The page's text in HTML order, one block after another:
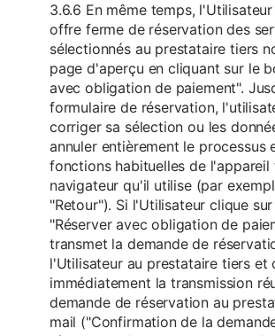
3.6.6 En même temps,
offre ferme de réservation des
sélectionnés au prestataire tiers
page d'aperçu en cliquant sur le
avec obligation de paiement".
formulaire de réservation,
corriger sa sélection ou les
annuler entièrement le processus
fonctions habituelles de l'appareil
navigateur qu'il utilise (par
"Retour"). Si l'Utilisateur clique
"Réserver avec obligation de
transmet la demande de
l'Utilisateur au prestataire tiers et
immédiatement la transmission
demande de réservation au
mail ("Confirmation de la